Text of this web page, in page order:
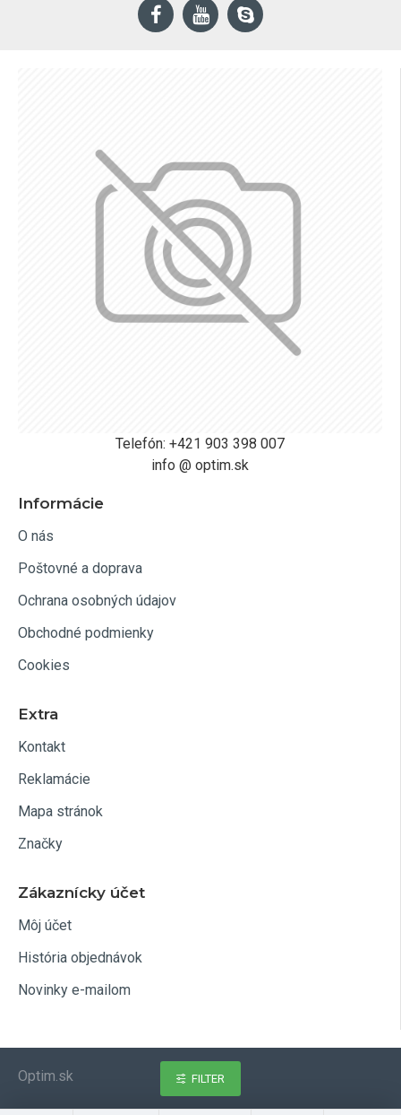
Telefón: +421 903 398 007
info @ optim.sk
Informácie
O nás
Poštovné a doprava
Ochrana osobných údajov
Obchodné podmienky
Cookies
Extra
Kontakt
Reklamácie
Mapa stránok
Značky
Zákaznícky účet
Môj účet
História objednávok
Novinky e-mailom
Optim.sk FILTER